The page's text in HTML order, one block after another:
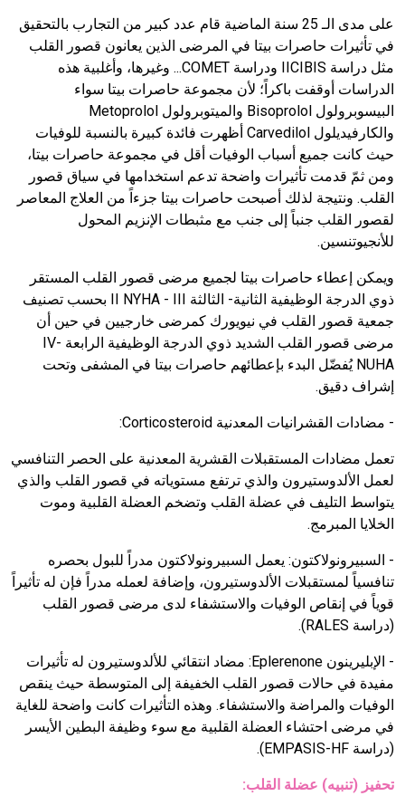
على مدى الـ 25 سنة الماضية قام عدد كبير من التجارب بالتحقيق
في تأثيرات حاصرات بيتا في المرضى الذين يعانون قصور القلب
مثل دراسة
IICIBIS ودراسة COMET... وغيرها، وأغلبية هذه
الدراسات أوقفت باكراً؛ لأن مجموعة حاصرات بيتا سواء
البيسوبرولول Bisoprolol والميتوبرولول Metoprolol
والكارفيديلول Carvedilol أظهرت فائدة كبيرة بالنسبة للوفيات
حيث كانت جميع أسباب الوفيات أقل في مجموعة حاصرات بيتا،
ومن ثمّ قدمت تأثيرات واضحة تدعم استخدامها في سياق قصور
القلب. ونتيجة لذلك أصبحت حاصرات بيتا جزءاً من العلاج المعاصر
لقصور القلب جنباً إلى جنب مع مثبطات الإنزيم المحول
للأنجيوتنسين.
ويمكن إعطاء حاصرات بيتا لجميع مرضى قصور القلب المستقر
ذوي الدرجة الوظيفية الثانية- الثالثة
II NYHA - III
بحسب تصنيف
جمعية قصور القلب في نيويورك كمرضى خارجيين في حين أن
مرضى قصور القلب الشديد ذوي الدرجة الوظيفية الرابعة IV-
NUHA يُفضّل البدء بإعطائهم حاصرات بيتا في المشفى وتحت
إشراف دقيق.
- مضادات القشرانيات المعدنية Corticosteroid
:
تعمل مضادات المستقبلات القشرية المعدنية على الحصر التنافسي
لعمل الألدوستيرون والذي ترتفع مستوياته في قصور القلب والذي
يتواسط التليف في عضلة القلب وتضخم العضلة القلبية وموت
الخلايا المبرمج.
- السبيرونولاكتون: يعمل السبيرونولاكتون مدراً للبول بحصره
تنافسياً لمستقبلات الألدوستيرون، وإضافة لعمله مدراً فإن له تأثيراً
قوياً في إنقاص الوفيات والاستشفاء لدى مرضى قصور القلب
(دراسة RALES
).
- الإبليرينون Eplerenone
: مضاد انتقائي للألدوستيرون له تأثيرات
مفيدة في حالات قصور القلب الخفيفة إلى المتوسطة حيث ينقص
الوفيات والمراضة والاستشفاء. وهذه التأثيرات كانت واضحة للغاية
في مرضى احتشاء العضلة القلبية مع سوء وظيفة البطين الأيسر
(دراسة EMPASIS-HF
).
تحفيز (تنبيه) عضلة القلب: